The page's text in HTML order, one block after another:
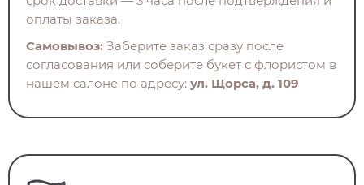
оплаты заказа.
Самовывоз: Заберите заказ сразу после
согласования или соберите букет с флористом в
нашем салоне по адресу: ул. Щорса, д. 109